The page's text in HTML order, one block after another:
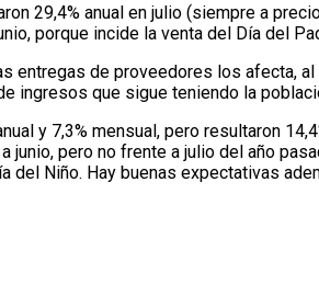
29,4% anual en julio (siempre a
porque incide la venta del Día del
de proveedores los afecta,
ingresos que sigue teniendo la
y 7,3% mensual, pero resultaron
pero no frente a julio del año
del Niño. Hay buenas expectativas